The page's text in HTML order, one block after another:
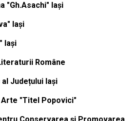
"Gh.Asachi" Iași
Iași
Iași
Române
Județului Iași
"Titel Popovici"